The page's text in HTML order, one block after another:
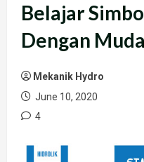
Belajar
Dengan
Mekanik Hydro
June 10, 2020
4